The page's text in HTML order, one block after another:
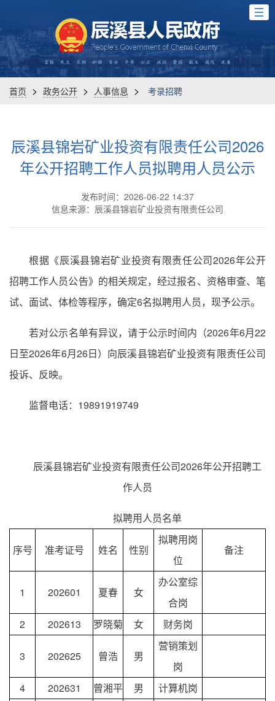
首页 > 政务公开 > 人事信息 > 考录招聘
辰溪县锦岩矿业投资有限责任公司2026
年公开招聘工作人员拟聘用人员公示
发布时间：2026-06-22 14:37
信息来源：辰溪县锦岩矿业投资有限责任公司
根据《辰溪县锦岩矿业投资有限责任公司2026年公开
招聘工作人员公告》的相关规定，经过报名、资格审查、笔
试、面试、体检等程序，确定6名拟聘用人员，现予公示。
若对公示名单有异议，请于公示时间内（2026年6月22
日至2026年6月26日）向辰溪县锦岩矿业投资有限责任公司
投诉、反映。
监督电话：19891919749
辰溪县锦岩矿业投资有限责任公司2026年公开招聘工
作人员
拟聘用人员名单
序号 准考证号 姓名 性别
拟聘用岗
位
备注
1 202601 夏春 女
办公室综
合岗
2
202613 罗晓菊 女 财务岗
3 202625 曾浩 男
营销策划
岗
4
202631 曾湘平 男 计算机岗